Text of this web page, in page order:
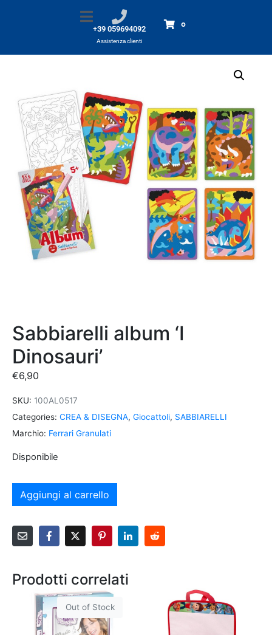
+39 059694092
Assistenza clienti
0
Prodotti Sabbiarelli album 'I Dinosauri'
Sabbiarelli album ‘I
Dinosauri’
€6,90
SKU: 100AL0517
Categories: CREA & DISEGNA, Giocattoli, SABBIARELLI
Marchio: Ferrari Granulati
Disponibile
Aggiungi al carrello
Prodotti correlati
Out of Stock